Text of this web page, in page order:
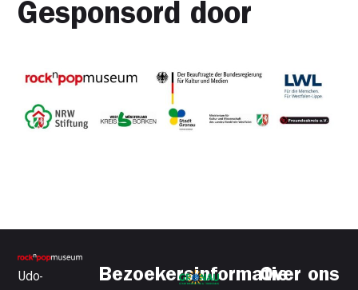
Gesponsord door
Udo-
BezoekersinformatieOver ons